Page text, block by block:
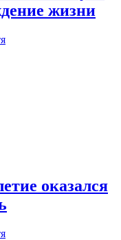
жизни
оказался